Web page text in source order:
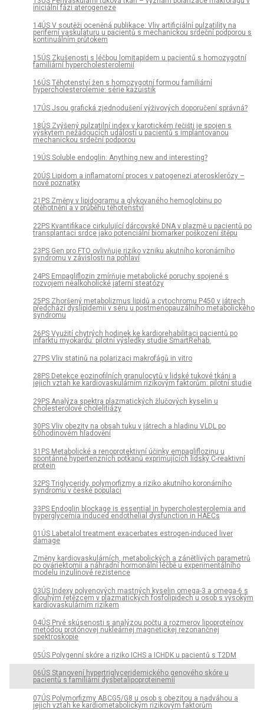
iniciální fázi aterogeneze
14ÚS V soutěži oceněná publikace: Vliv artificiální pulzatility na
periferní vaskulaturu u pacientů s mechanickou srdeční podporou s
kontinuálním průtokem
15ÚS Zkušenosti s léčbou lomitapidem u pacientů s homozygotní
familiární hypercholesterolemií
16ÚS Těhotenství žen s homozygotní formou familiární
hypercholesterolemie: série kazuistik
17ÚS Jsou grafická zjednodušení výživových doporučení správná?
18ÚS Zvýšený pulzatilní index v karotickém řečišti je spojen s
výskytem nežádoucích událostí u pacientů s implantovanou
mechanickou srdeční podporou
19ÚS Soluble endoglin: Anything new and interesting?
20ÚS Lipidom a inflamatorní proces v patogenezi aterosklerózy –
nové poznatky
21PS Změny v lipidogramu a glykovaného hemoglobinu po
otěhotnění a v průběhu těhotenství
22PS Kvantifikace cirkulující dárcovské DNA v plazmě u pacientů po
transplantaci srdce jako potenciální biomarker poškození štěpu
23PS Gen pro FTO ovlivňuje riziko vzniku akutního koronárního
syndromu v závislosti na pohlaví
24PS Empagliflozin zmírňuje metabolické poruchy spojené s
rozvojem nealkoholické jaterní steatózy
25PS Zhoršený metabolizmus lipidů a cytochromu P450 v játrech
předchází dyslipidemii v séru u postmenopauzálního metabolického
syndromu
26PS Využití chytrých hodinek ke kardiorehabilitaci pacientů po
infarktu myokardu: pilotní výsledky studie SmartRehab.
27PS Vliv statinů na polarizaci makrofágů in vitro
28PS Detekce eozinofilních granulocytů v lidské tukové tkáni a
jejich vztah ke kardiovaskulárním rizikovým faktorům: pilotní studie
29PS Analýza spektra plazmatických žlučových kyselin u
cholesterolové cholelitiázy
30PS Vliv obezity na obsah tuku v játrech a hladinu VLDL po
60hodinovém hladovění
31PS Metabolické a renoprotektivní účinky empagliflozinu u
spontánně hypertenzních potkanů exprimujících lidský C-reaktivní
protein
32PS Triglyceridy, polymorfizmy a riziko akutního koronárního
syndromu v české populaci
33PS Endoglin blockage is essential in hypercholesterolemia and
hyperglycemia induced endothelial dysfunction in HAECs
01ÚS Labetalol treatment exacerbates estrogen-induced liver
damage
Změny kardiovaskulárních, metabolických a zánětlivých parametrů
po ovariektomii a náhradní hormonální léčbě u experimentálního
modelu inzulinové rezistence
03ÚS Indexy polyenových mastných kyselin omega-3 a omega-6 s
dlouhým řetězcem v plazmatických fosfolipidech u osob s vysokým
kardiovaskulárním rizikem
04ÚS Prvé skúsenosti s analýzou počtu a rozmerov lipoproteínov
metódou protónovej nukleárnej magnetickej rezonančnej
spektroskopie
05ÚS Polygenní skóre a riziko ICHS a ICHDK u pacientů s T2DM
06ÚS Stanovení hypertriglyceridemického genového skóre u
pacientů s familiární dysbetalipoproteinemií
07ÚS Polymorfizmy ABCG5/G8 u osob s obezitou a nadváhou a
jejich vztah ke kardiometabolickým rizikovým faktorům